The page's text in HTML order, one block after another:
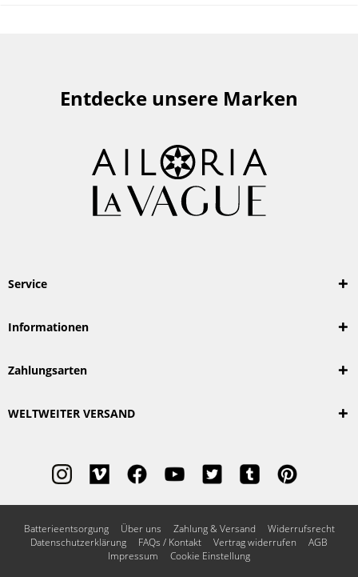
Entdecke unsere Marken
Service
Informationen
Zahlungsarten
WELTWEITER VERSAND
Batterieentsorgung Über uns Zahlung & Versand
Widerrufsrecht
Datenschutzerklärung
FAQs / Kontakt Vertrag widerrufen
AGB
Impressum
Cookie Einstellung